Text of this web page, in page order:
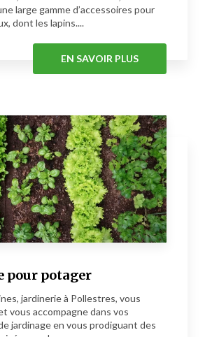
large gamme d’accessoires pour
dont les lapins....
EN SAVOIR PLUS
pour potager
jardinerie à Pollestres, vous
vous accompagne dans vos
jardinage en vous prodiguant des